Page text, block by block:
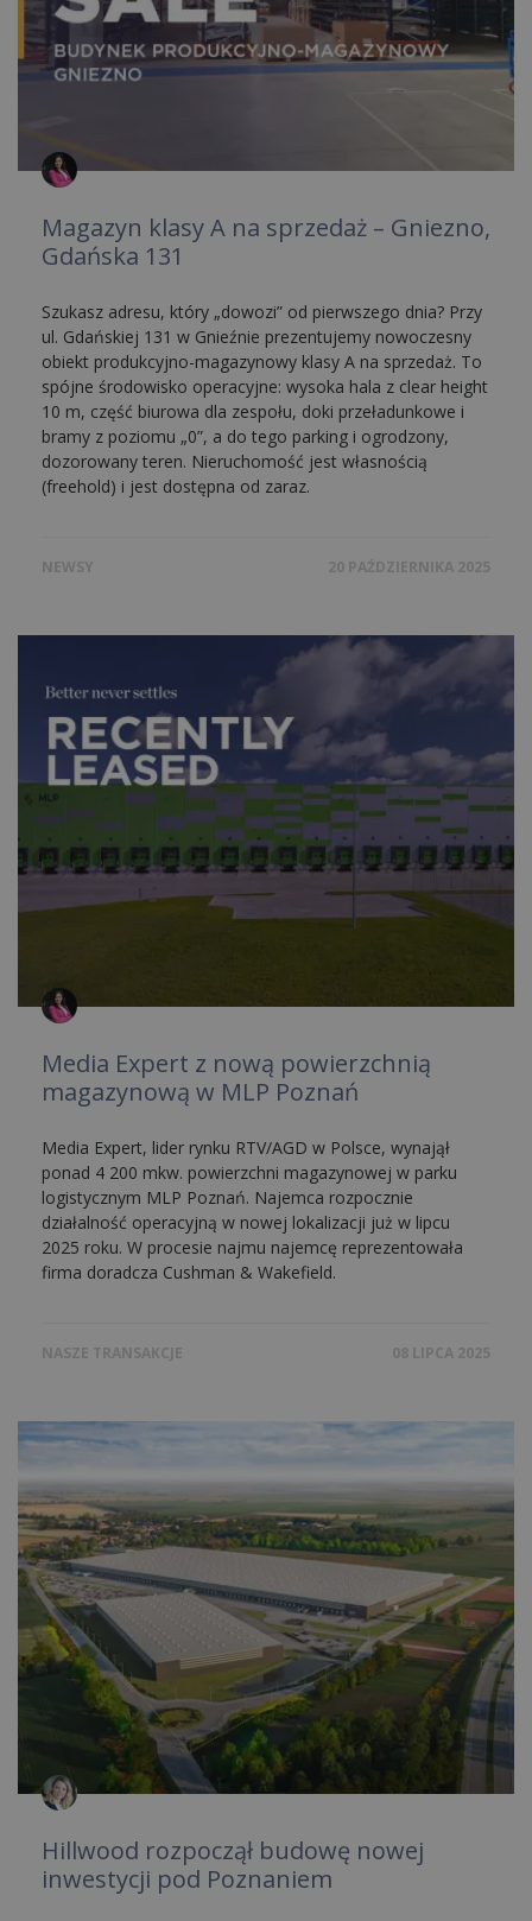
Magazyn klasy A na sprzedaż – Gniezno,
Gdańska 131
Szukasz adresu, który „dowozi” od pierwszego dnia? Przy
ul. Gdańskiej 131 w Gnieźnie prezentujemy nowoczesny
obiekt produkcyjno-magazynowy klasy A na sprzedaż. To
spójne środowisko operacyjne: wysoka hala z clear height
10 m, część biurowa dla zespołu, doki przeładunkowe i
bramy z poziomu „0”, a do tego parking i ogrodzony,
dozorowany teren. Nieruchomość jest własnością
(freehold) i jest dostępna od zaraz.
NEWSY 20 PAŹDZIERNIKA 2025
Media Expert z nową powierzchnią
magazynową w MLP Poznań
Media Expert, lider rynku RTV/AGD w Polsce, wynajął
ponad 4 200 mkw. powierzchni magazynowej w parku
logistycznym MLP Poznań. Najemca rozpocznie
działalność operacyjną w nowej lokalizacji już w lipcu
2025 roku. W procesie najmu najemcę reprezentowała
firma doradcza Cushman & Wakefield.
NASZE TRANSAKCJE 08 LIPCA 2025
Hillwood rozpoczął budowę nowej
inwestycji pod Poznaniem